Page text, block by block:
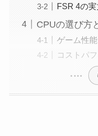
FSR 4の
CPUの選び方
ゲーム性
コストパ